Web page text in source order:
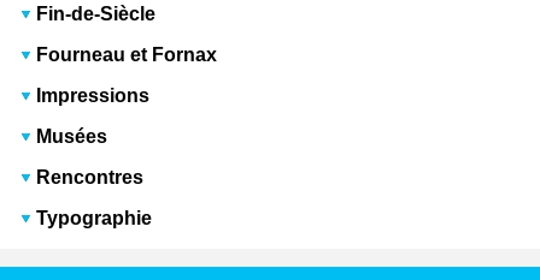
Fin-de-Siècle
Fourneau et Fornax
Impressions
Musées
Rencontres
Typographie